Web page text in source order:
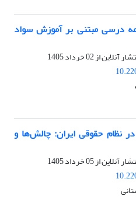
درسی مبتنی بر آموزش سواد
آنلاین از02 خرداد 1405
نظام حقوقی ایران: چالش‌ها و
آنلاین از05 خرداد 1405